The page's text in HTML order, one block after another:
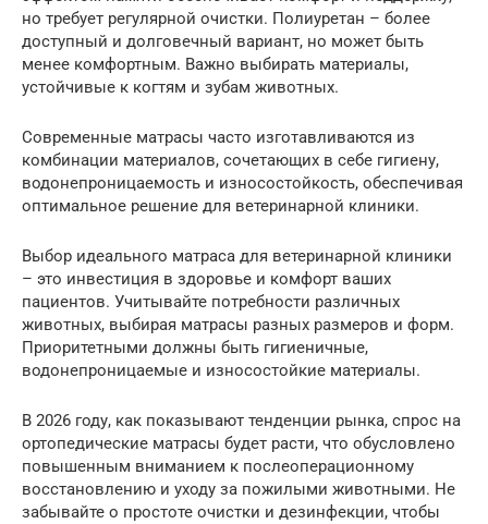
но требует регулярной очистки. Полиуретан – более
доступный и долговечный вариант, но может быть
менее комфортным. Важно выбирать материалы,
устойчивые к когтям и зубам животных.
Современные матрасы часто изготавливаются из
комбинации материалов, сочетающих в себе гигиену,
водонепроницаемость и износостойкость, обеспечивая
оптимальное решение для ветеринарной клиники.
Выбор идеального матраса для ветеринарной клиники
– это инвестиция в здоровье и комфорт ваших
пациентов. Учитывайте потребности различных
животных, выбирая матрасы разных размеров и форм.
Приоритетными должны быть гигиеничные,
водонепроницаемые и износостойкие материалы.
В 2026 году, как показывают тенденции рынка, спрос на
ортопедические матрасы будет расти, что обусловлено
повышенным вниманием к послеоперационному
восстановлению и уходу за пожилыми животными. Не
забывайте о простоте очистки и дезинфекции, чтобы